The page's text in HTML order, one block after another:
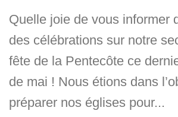
Quelle joie de vous informer
des célébrations sur notre
fête de la Pentecôte ce
de mai ! Nous étions dans
préparer nos églises pour...